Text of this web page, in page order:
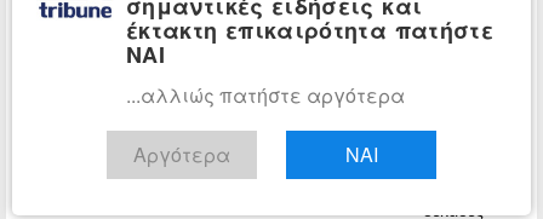
November,
έκτακτη επικαιρότητα πατήστε
ΝΑΙ
...αλλιώς πατήστε αργότερα
Αργότερα ΝΑΙ